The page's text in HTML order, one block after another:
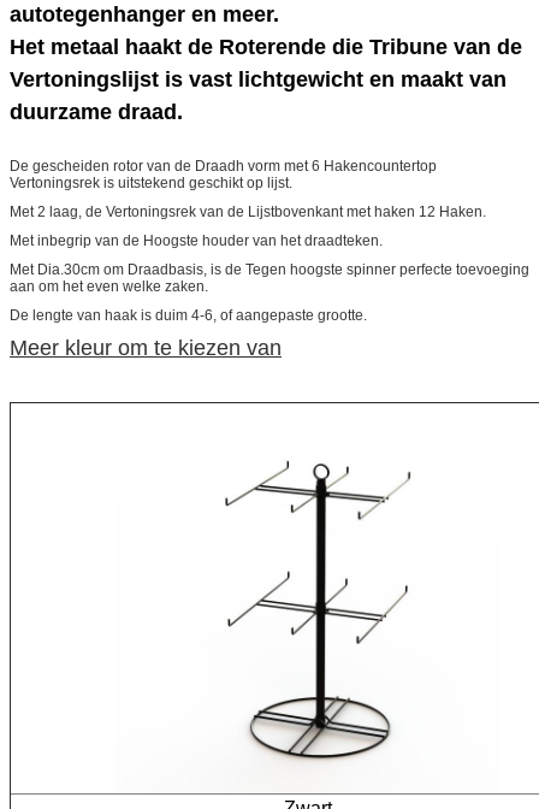
autotegenhanger en meer.
Het metaal haakt de Roterende die Tribune van de
Vertoningslijst is vast lichtgewicht en maakt van
duurzame draad.
De gescheiden rotor van de Draadh vorm met 6 Hakencountertop
Vertoningsrek is uitstekend geschikt op lijst.
Met 2 laag, de Vertoningsrek van de Lijstbovenkant met haken 12 Haken.
Met inbegrip van de Hoogste houder van het draadteken.
Met Dia.30cm om Draadbasis, is de Tegen hoogste spinner perfecte toevoeging
aan om het even welke zaken.
De lengte van haak is duim 4-6, of aangepaste grootte.
Meer kleur om te kiezen van